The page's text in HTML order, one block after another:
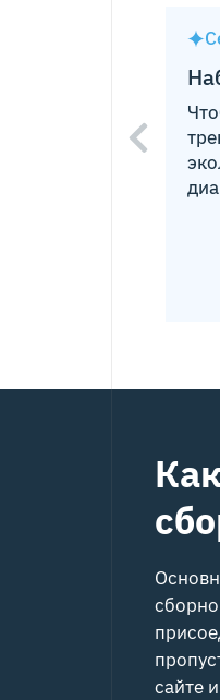
сайте